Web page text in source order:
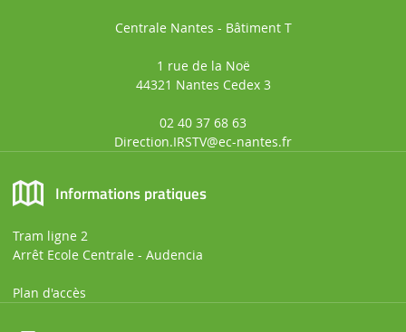
Centrale Nantes - Bâtiment T
1 rue de la Noë
44321 Nantes Cedex 3
02 40 37 68 63
Direction.IRSTV@ec-nantes.fr
Informations pratiques
Tram ligne 2
Arrêt Ecole Centrale - Audencia
Plan d'accès